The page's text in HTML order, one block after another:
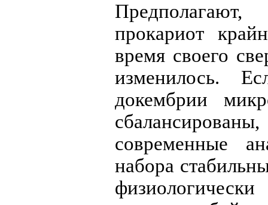
прокариот
время своего
изменилось.
докембрии
современные
набора